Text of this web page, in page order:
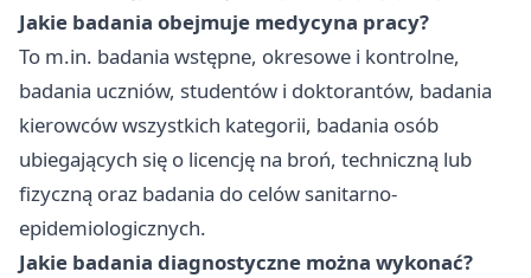
Jakie badania obejmuje medycyna pracy?
To m.in. badania wstępne, okresowe i kontrolne,
badania uczniów, studentów i doktorantów, badania
kierowców wszystkich kategorii, badania osób
ubiegających się o licencję na broń, techniczną lub
fizyczną oraz badania do celów sanitarno-
epidemiologicznych.
Jakie badania diagnostyczne można wykonać?